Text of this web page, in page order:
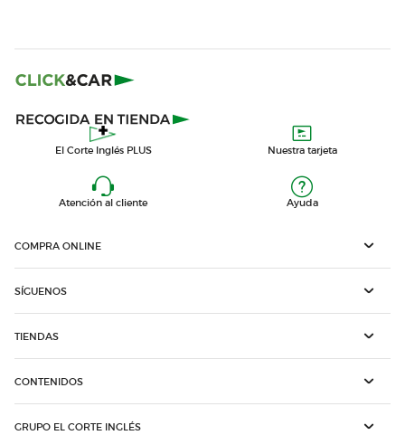
El Corte Inglés PLUS Nuestra tarjeta
Atención al cliente Ayuda
COMPRA ONLINE
SÍGUENOS
TIENDAS
CONTENIDOS
GRUPO EL CORTE INGLÉS